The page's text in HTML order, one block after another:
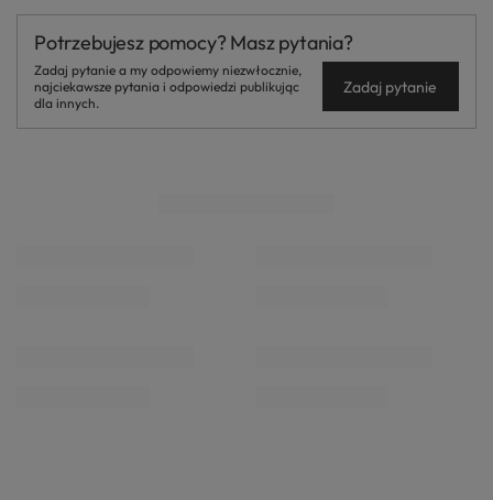
Potrzebujesz pomocy? Masz pytania?
Zadaj pytanie a my odpowiemy niezwłocznie,
najciekawsze pytania i odpowiedzi publikując
dla innych.
Zadaj pytanie